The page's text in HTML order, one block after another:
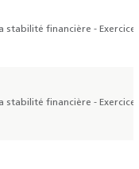
stabilité financière - Exercice
stabilité financière - Exercice